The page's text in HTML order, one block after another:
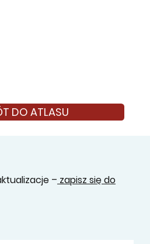
DO ATLASU
– zapisz się do